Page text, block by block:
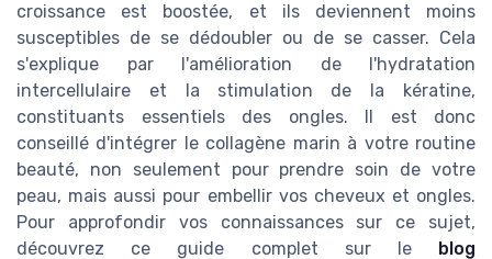
croissance est boostée, et ils deviennent moins
susceptibles de se dédoubler ou de se casser. Cela
s'explique par l'amélioration de l'hydratation
intercellulaire et la stimulation de la kératine,
constituants essentiels des ongles. Il est donc
conseillé d'intégrer le collagène marin à votre routine
beauté, non seulement pour prendre soin de votre
peau, mais aussi pour embellir vos cheveux et ongles.
Pour approfondir vos connaissances sur ce sujet,
découvrez ce guide complet sur le blog